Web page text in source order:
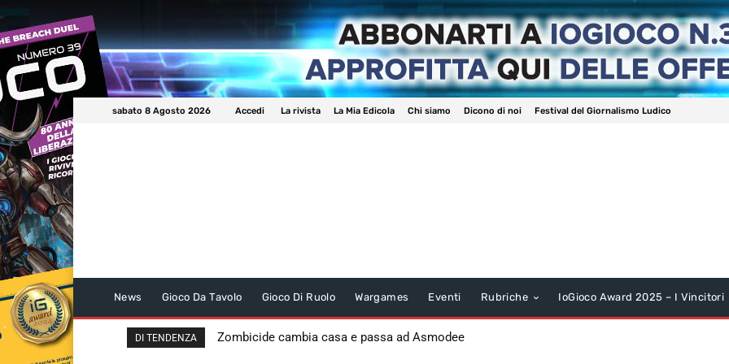
sabato 8 Agosto 2026 Accedi La rivista La Mia Edicola Chi siamo Dicono di noi Festival del Giornalismo Ludico
News Gioco Da Tavolo Gioco Di Ruolo Wargames Eventi Rubriche IoGioco Award 2025 – I Vincitori
DI TENDENZA Zombicide cambia casa e passa ad Asmodee